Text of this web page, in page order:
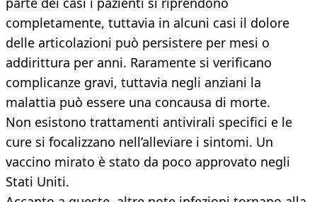
completamente, tuttavia in alcuni casi il dolore
delle articolazioni può persistere per mesi o
addirittura per anni. Raramente si verificano
complicanze gravi, tuttavia negli anziani la
malattia può essere una concausa di morte.
Non esistono trattamenti antivirali specifici e le
cure si focalizzano nell’alleviare i sintomi. Un
vaccino mirato è stato da poco approvato negli
Stati Uniti.